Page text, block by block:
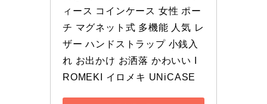
ィース コインケース 女性 ポー
チ マグネット式 多機能 人気 レ
ザー ハンドストラップ 小銭入
れ お出かけ お洒落 かわいい I
ROMEKI イロメキ UNiCASE